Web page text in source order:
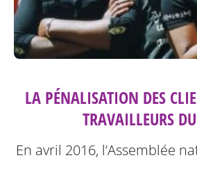
LA PÉNALISATION DES
TRAVAILLEURS
En avril 2016, l’Assemblée